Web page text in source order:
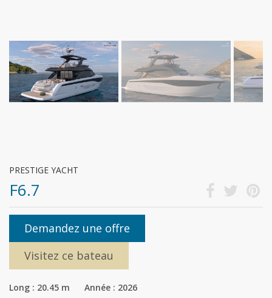
PRESTIGE YACHT
F6.7
Demandez une offre
Visitez ce bateau
Long : 20.45 m Année : 2026